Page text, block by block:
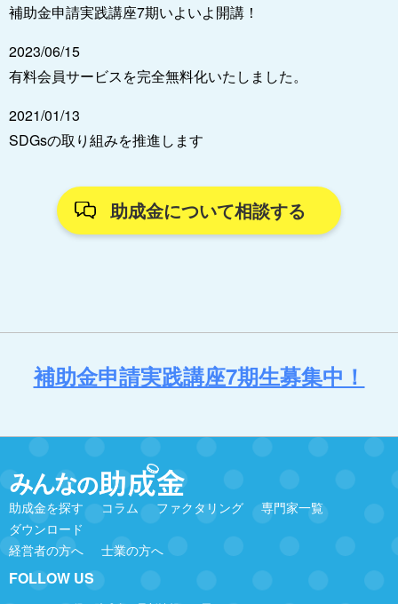
補助金申請実践講座7期いよいよ開講！
2023/06/15
有料会員サービスを完全無料化いたしました。
2021/01/13
SDGsの取り組みを推進します
助成金について相談する
補助金申請実践講座7期生募集中！
助成金を探す コラム ファクタリング
専門家一覧
ダウンロード
経営者の方へ
士業の方へ
FOLLOW US